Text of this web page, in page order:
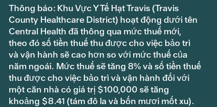
Thông báo: Khu Vực Y Tế Hạt Travis (Travis
County Healthcare District) hoạt động dưới tên
Central Health đã thông qua mức thuế mới,
theo đó số tiền thuế thu được cho việc bảo trì
và vận hành sẽ cao hơn so với mức thuế của
năm ngoái. Mức thuế sẽ tăng 8% và số tiền thuế
thu được cho việc bảo trì và vận hành đối với
một căn nhà có giá trị $100,000 sẽ tăng
khoảng $8.41 (tám đô la và bốn mươi mốt xu).